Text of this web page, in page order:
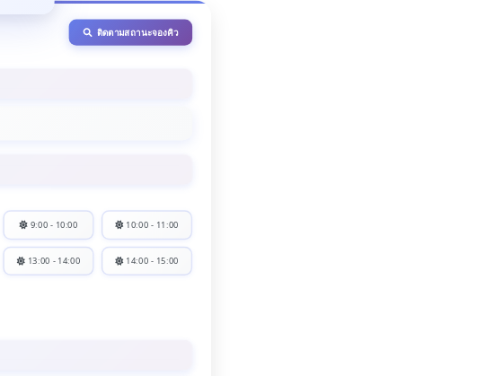
ติดตามสถานะจองคิว
9:00 - 10:00 10:00 - 11:00
13:00 - 14:00 14:00 - 15:00